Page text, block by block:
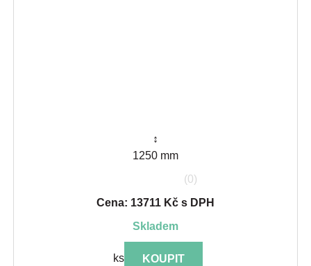
↕
1250 mm
(0)
Cena: 13711 Kč s DPH
skladem
ks KOUPIT